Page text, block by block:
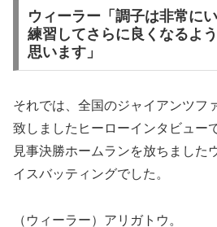
ウィーラー「調子は非常に
練習してさらに良くなるよ
思います」
それでは、全国のジャイアンツフ
致しましたヒーローインタビュー
見事決勝ホームランを放ちました
イスバッティングでした。
（ウィーラー）アリガトウ。